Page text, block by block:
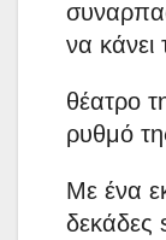
να κάνει
θέατρο
ρυθμό
Με ένα
δεκάδες